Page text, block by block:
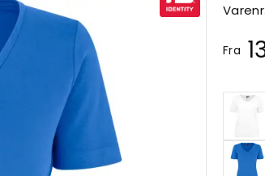
Varenr.
Fra